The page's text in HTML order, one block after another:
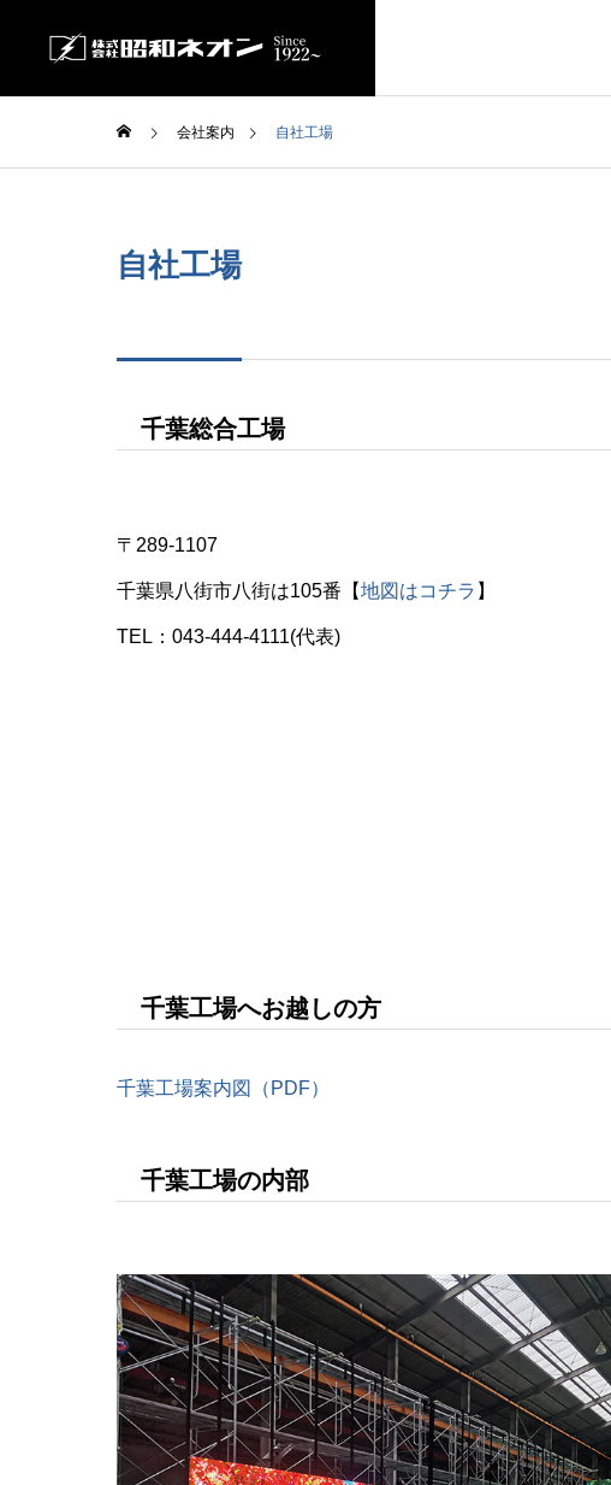
事業内容
会社案内
会社案内 自社工場
自社工場
千葉総合工場
〒289-1107
千葉県八街市八街は105番【地図はコチラ 】
TEL：043-444-4111(代表)
千葉工場へお越しの方
千葉工場案内図（PDF）
千葉工場の内部